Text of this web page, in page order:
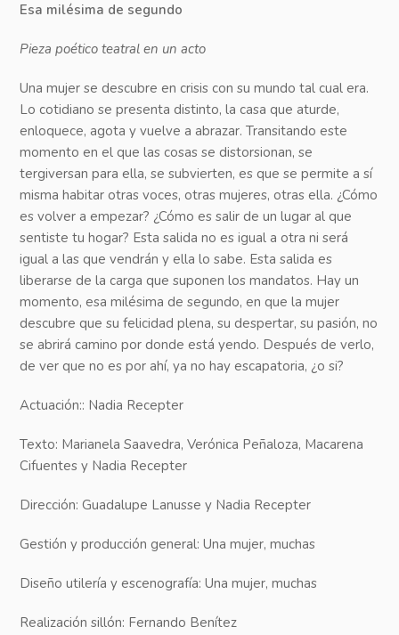
Esa milésima de segundo
Pieza poético teatral en un acto
Una mujer se descubre en crisis con su mundo tal cual era.
Lo cotidiano se presenta distinto, la casa que aturde,
enloquece, agota y vuelve a abrazar. Transitando este
momento en el que las cosas se distorsionan, se
tergiversan para ella, se subvierten, es que se permite a sí
misma habitar otras voces, otras mujeres, otras ella. ¿Cómo
es volver a empezar? ¿Cómo es salir de un lugar al que
sentiste tu hogar? Esta salida no es igual a otra ni será
igual a las que vendrán y ella lo sabe. Esta salida es
liberarse de la carga que suponen los mandatos. Hay un
momento, esa milésima de segundo, en que la mujer
descubre que su felicidad plena, su despertar, su pasión, no
se abrirá camino por donde está yendo. Después de verlo,
de ver que no es por ahí, ya no hay escapatoria, ¿o si?
Actuación:: Nadia Recepter
Texto: Marianela Saavedra, Verónica Peñaloza, Macarena
Cifuentes y Nadia Recepter
Dirección: Guadalupe Lanusse y Nadia Recepter
Gestión y producción general: Una mujer, muchas
Diseño utilería y escenografía: Una mujer, muchas
Realización sillón: Fernando Benítez